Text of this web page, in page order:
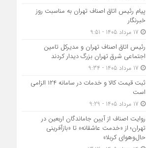
پیام رئیس اتاق اصناف تهران به مناسبت روز
خبرنگار
رئیس اتاق اصناف تهران و مدیرکل تامین
اجتماعی شرق تهران بزرگ دیدار کردند
ثبت قیمت کالا و خدمات در سامانه ۱۲۴ الزامی
است
روایت اصناف از آیین جاماندگان اربعین در
تهران؛ از «خدمت عاشقانه» تا «بازآفرینی
حال‌وهوای کربلا»